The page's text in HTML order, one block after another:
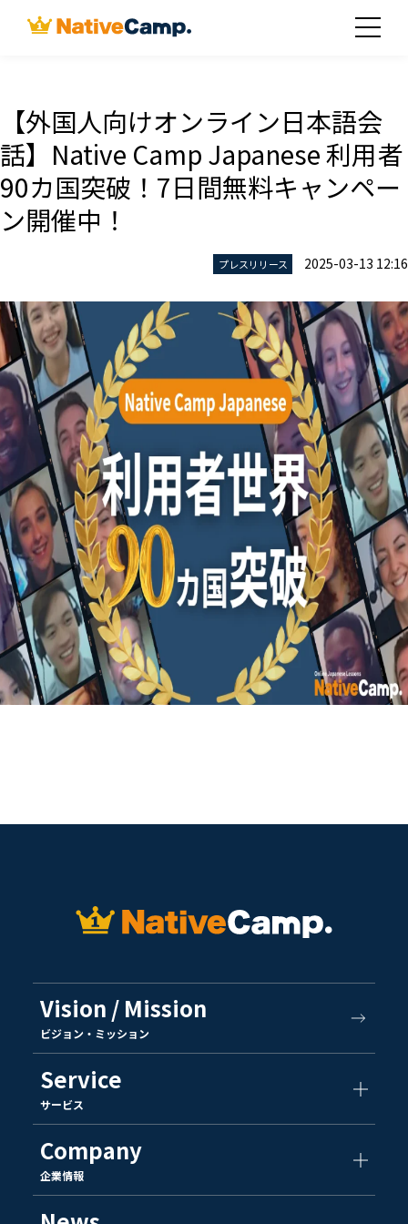
【外国人向けオンライン日本語会
話】Native Camp Japanese 利用者
90カ国突破！7日間無料キャンペー
ン開催中！
プレスリリース 2025-03-13 12:16
Vision / Mission
ビジョン・ミッション
Service
サービス
Company
企業情報